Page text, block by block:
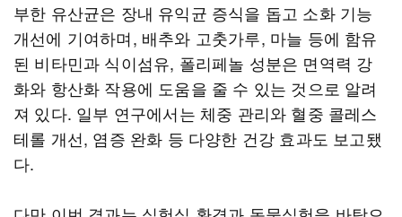
부한 유산균은 장내 유익균 증식을 돕고 소화 기능
개선에 기여하며, 배추와 고춧가루, 마늘 등에 함유
된 비타민과 식이섬유, 폴리페놀 성분은 면역력 강
화와 항산화 작용에 도움을 줄 수 있는 것으로 알려
져 있다. 일부 연구에서는 체중 관리와 혈중 콜레스
테롤 개선, 염증 완화 등 다양한 건강 효과도 보고됐
다.